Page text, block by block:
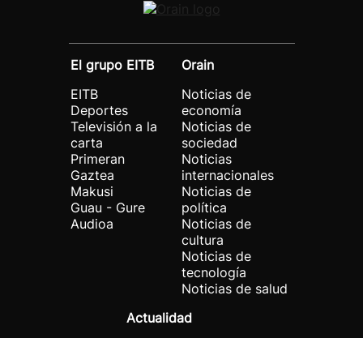
El grupo EITB
EITB
Deportes
Televisión a la
carta
Primeran
Gaztea
Makusi
Guau - Gure
Audioa
Orain
Noticias de
economía
Noticias de
sociedad
Noticias
internacionales
Noticias de
política
Noticias de
cultura
Noticias de
tecnología
Noticias de salud
Actualidad